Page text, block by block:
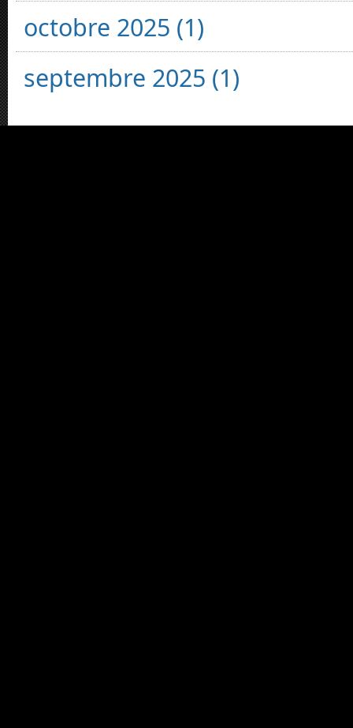
octobre 2025 (1)
septembre 2025 (1)